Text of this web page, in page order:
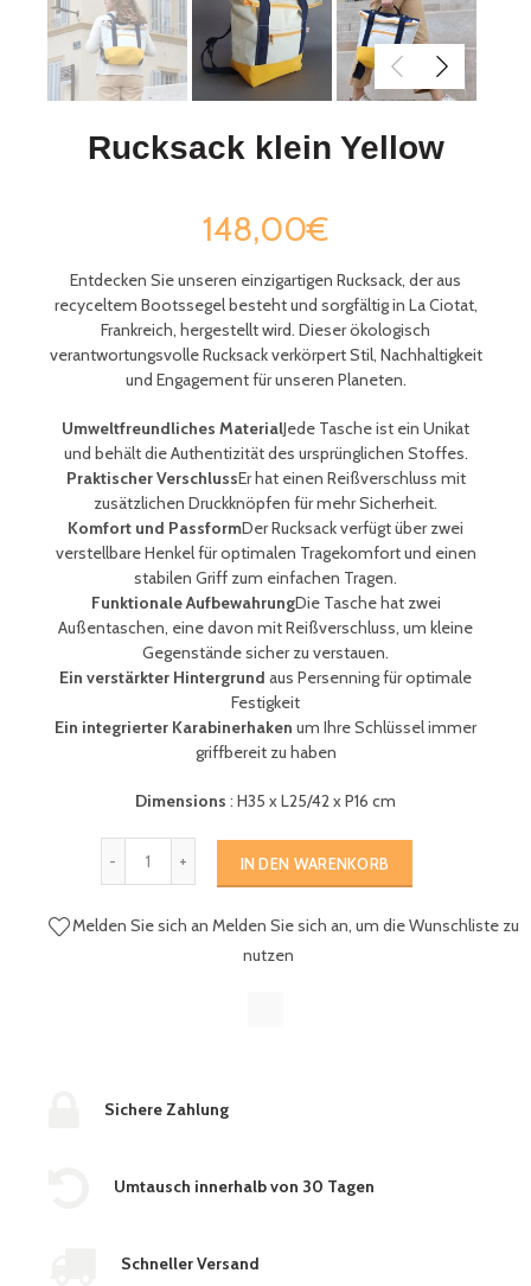
Rucksack klein Yellow
148,00€
Entdecken Sie unseren einzigartigen Rucksack, der aus
recyceltem Bootssegel besteht und sorgfältig in La Ciotat,
Frankreich, hergestellt wird. Dieser ökologisch
verantwortungsvolle Rucksack verkörpert Stil, Nachhaltigkeit
und Engagement für unseren Planeten.
Umweltfreundliches MaterialJede Tasche ist ein Unikat
und behält die Authentizität des ursprünglichen Stoffes.
Praktischer VerschlussEr hat einen Reißverschluss mit
zusätzlichen Druckknöpfen für mehr Sicherheit.
Komfort und PassformDer Rucksack verfügt über zwei
verstellbare Henkel für optimalen Tragekomfort und einen
stabilen Griff zum einfachen Tragen.
Funktionale AufbewahrungDie Tasche hat zwei
Außentaschen, eine davon mit Reißverschluss, um kleine
Gegenstände sicher zu verstauen.
Ein verstärkter Hintergrund aus Persenning für optimale
Festigkeit
Ein integrierter Karabinerhaken um Ihre Schlüssel immer
griffbereit zu haben
Dimensions : H35 x L25/42 x P16 cm
IN DEN WARENKORB
Melden Sie sich an Melden Sie sich an, um die Wunschliste zu
nutzen
Sichere Zahlung
Umtausch innerhalb von 30 Tagen
Schneller Versand